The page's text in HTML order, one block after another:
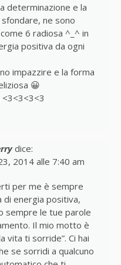
determinazione e la
ne sono
6 radiosa ^_^ in
positiva da ogni
impazzire e la forma
😀
dice:
2014 alle 7:40 am
per me è sempre
di energia positiva,
sempre le tue parole
Il mio motto è
vita ti sorride”. Ci hai
se sorridi a qualcuno